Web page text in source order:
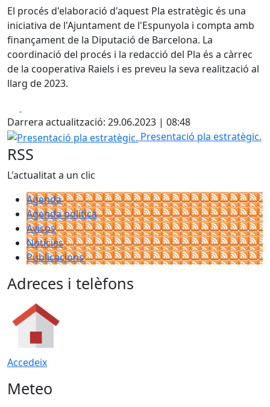
El procés d'elaboració d'aquest Pla estratègic és una
iniciativa de l'Ajuntament de l'Espunyola i compta amb
finançament de la Diputació de Barcelona. La
coordinació del procés i la redacció del Pla és a càrrec
de la cooperativa Raiels i es preveu la seva realització al
llarg de 2023.
Darrera actualització: 29.06.2023 | 08:48
Presentació pla estratègic.
Presentació pla estratègic.
RSS
L'actualitat a un clic
Agenda
Agenda política
Avisos
Notícies
Publicacions
Adreces i telèfons
Accedeix
Meteo